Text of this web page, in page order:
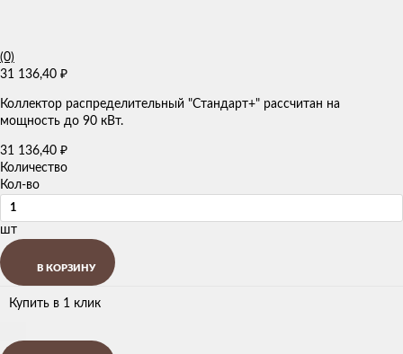
(0)
31 136,40 ₽
Коллектор распределительный "Стандарт+" рассчитан на
мощность до 90 кВт.
31 136,40 ₽
Количество
Кол-во
шт
В КОРЗИНУ
Купить в 1 клик